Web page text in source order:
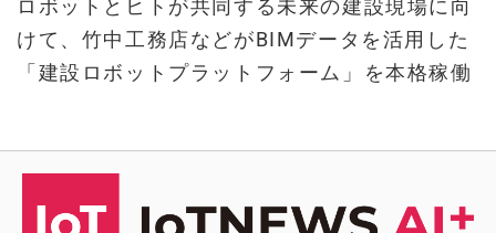
ロボットとヒトが共同する未来の建設現場に向
けて、竹中工務店などがBIMデータを活用した
「建設ロボットプラットフォーム」を本格稼働